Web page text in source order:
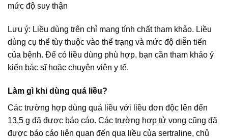
mức độ suy thận
Lưu ý: Liều dùng trên chỉ mang tính chất tham khảo. Liều
dùng cụ thể tùy thuộc vào thể trạng và mức độ diễn tiến
của bệnh. Để có liều dùng phù hợp, bạn cần tham khảo ý
kiến bác sĩ hoặc chuyên viên y tế.
Làm gì khi dùng quá liều?
Các trường hợp dùng quá liều với liều đơn độc lên đến
13,5 g đã được báo cáo. Các trường hợp tử vong cũng đã
được báo cáo liên quan đến qua liều của sertraline, chủ